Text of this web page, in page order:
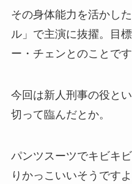
その身体能力を活かし
ル」で主演に抜擢。目
ー・チェンとのことです
今回は新人刑事の役と
切って臨んだとか。
パンツスーツでキビキ
りかっこいいそうです